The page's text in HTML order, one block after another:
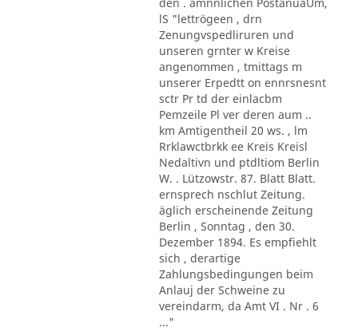
lS "lettrögeen , drn
Zenungvspedliruren und
unseren grnter w Kreise
angenommen , tmittags m
unserer Erpedtt on ennrsnesnt
sctr Pr td der einlacbm
Pemzeile Pl ver deren aum ..
km Amtigentheil 20 ws. , lm
Rrklawctbrkk ee Kreis Kreisl
Nedaltivn und ptdltiom Berlin
W. . Lützowstr. 87. Blatt Blatt.
ernsprech nschlut Zeitung.
äglich erscheinende Zeitung
Berlin , Sonntag , den 30.
Dezember 1894. Es empfiehlt
sich , derartige
Zahlungsbedingungen beim
Anlauj der Schweine zu
vereindarm, da Amt VI . Nr . 6
..."